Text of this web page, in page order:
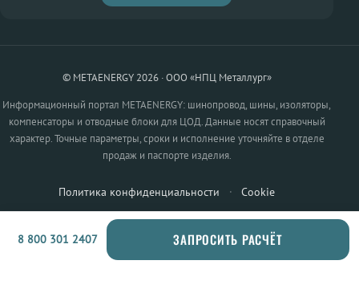
© METAENERGY 2026 · ООО «НПЦ Металлург»
Информационный портал METAENERGY: шинопровод, шины, изоляторы,
компенсаторы и отводные блоки для ЦОД. Данные носят справочный
характер. Точные параметры, сроки и исполнение уточняйте в отделе
продаж и паспорте изделия.
Политика конфиденциальности · Cookie
8 800 301 2407 ЗАПРОСИТЬ РАСЧЁТ